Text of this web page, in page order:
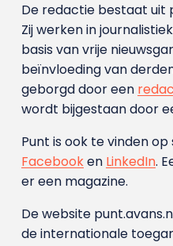
De redactie bestaat uit
Zij werken in
basis van vrije
beïnvloeding van
geborgd door een
wordt bijgestaan door
Punt is ook te vinden op
Facebooken LinkedIn.
er een magazine.
De website
de internationale